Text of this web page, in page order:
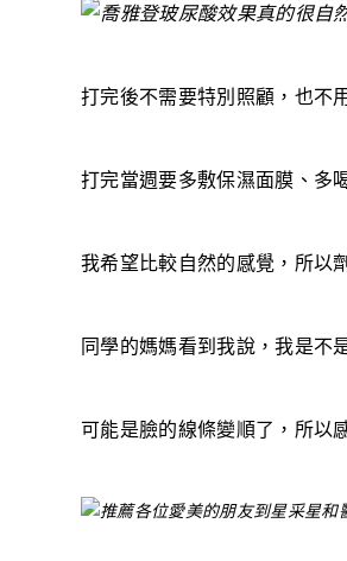
打完後不需要特別照顧，也不
打完當週要多敷保濕面膜、多
我希望比較自然的感覺，所以
同學的媽媽看到我說，我是不
可能是臉的線條變順了，所以